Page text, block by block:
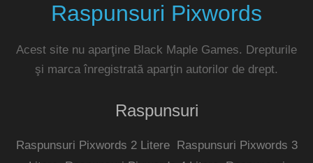
Raspunsuri Pixwords
Acest site nu aparţine Black Maple Games. Drepturile
şi marca înregistrată aparţin autorilor de drept.
Raspunsuri
Raspunsuri Pixwords 2 Litere
Raspunsuri Pixwords 3